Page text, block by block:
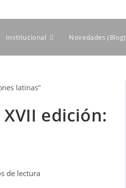
Institucional Novedades (Blog)
edición:
de lectura